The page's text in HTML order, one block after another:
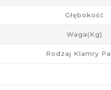
Głębokość
Waga(kg)
Rodzaj Klamry